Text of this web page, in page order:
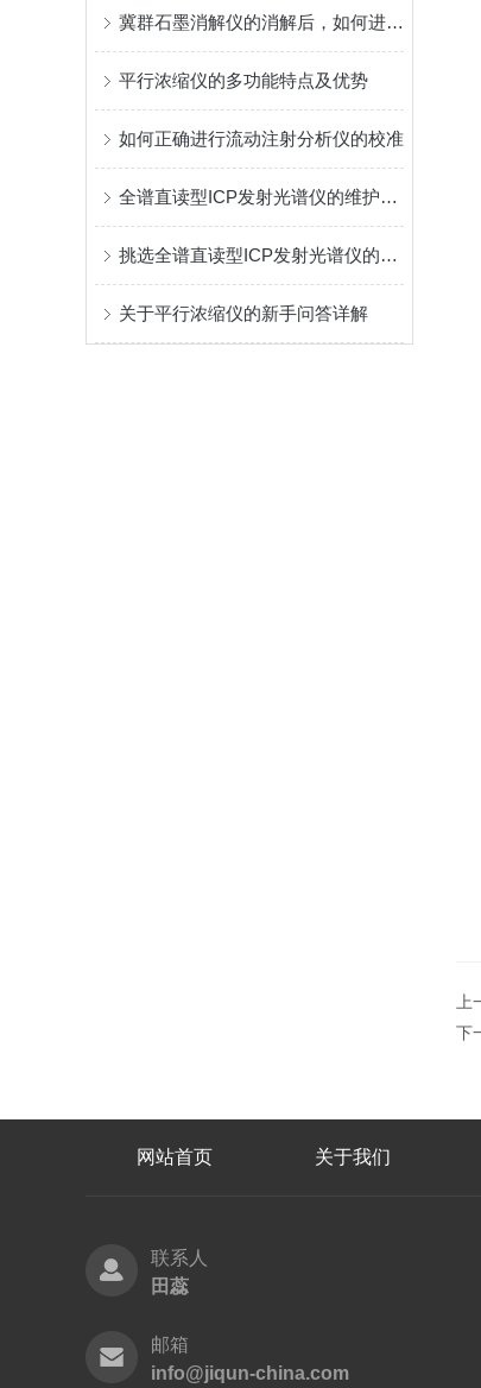
冀群石墨消解仪的消解后，如何进行检测分析？
平行浓缩仪的多功能特点及优势
如何正确进行流动注射分析仪的校准
全谱直读型ICP发射光谱仪的维护与保养指南
挑选全谱直读型ICP发射光谱仪的要点指南
关于平行浓缩仪的新手问答详解
上
下
网站首页 关于我们
联系人
田蕊
邮箱
info@jiqun-china.com